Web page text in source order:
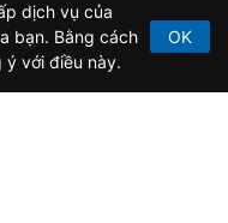
64/GP-BTTTT do Bộ
2/2020.
dịch vụ của
bạn. Bằng cách
với điều này.
OK